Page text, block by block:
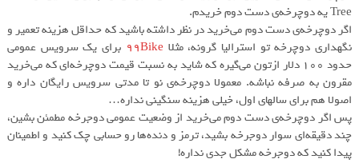
Tree یه دوچرخه‌ی دست دوم خریدم.
اگر دوچرخه‌ی دست دوم می‌خرید در نظر داشته باشید که حداقل هزینه تعمیر و
نگهداری دوچرخه تو استرالیا گرونه، مثلا
برای یک سرویس عمومی
حدود ۱۰۰ دلار ازتون می‌گیره که شاید به نسبت قیمت دوچرخه‌ای که می‌خرید
مقرون به صرفه نباشه. معمولا دوچرخه‌ی نو تا مدتی سرویس رایگان داره و
اصولا هم برای سالهای اول، خیلی هزینه سنگینی نداره…
پس اگر دوچرخه‌ی دست دوم می‌خرید از وضعیت عمومی دوجرخه مطمئن بشین،
چند دقیقه‌ای سوار دوجرخه بشید، ترمز و دنده‌ها رو حسابی چک کنید و اطمینان
پیدا کنید که دوجرخه مشکل جدی نداره!